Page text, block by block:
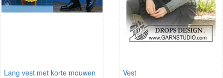
Lang vest met korte mouwen Vest